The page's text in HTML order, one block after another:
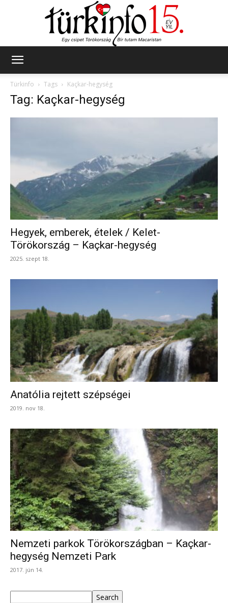
Türkinfo
Tags Kaçkar-hegység
Tag: Kaçkar-hegység
Hegyek, emberek, ételek / Kelet-
Törökország – Kaçkar-hegység
2025. szept 18.
Anatólia rejtett szépségei
2019. nov 18.
Nemzeti parkok Törökországban – Kaçkar-
hegység Nemzeti Park
2017. jún 14.
Search